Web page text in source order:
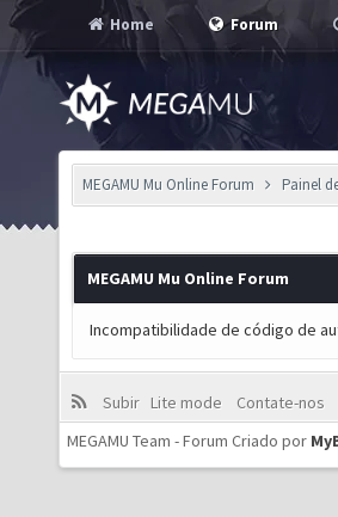
Home Forum
MEGAMU Mu Online Forum Painel
MEGAMU Mu Online Forum
Incompatibilidade de código de
Subir Lite mode
Contate-nos
MEGAMU Team - Forum Criado por